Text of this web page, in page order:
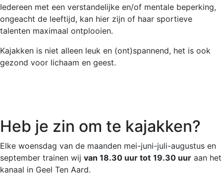
Iedereen met een verstandelijke en/of mentale beperking,
ongeacht de leeftijd, kan hier zijn of haar sportieve
talenten maximaal ontplooien.
Kajakken is niet alleen leuk en (ont)spannend, het is ook
gezond voor lichaam en geest.
Heb je zin om te kajakken?
Elke woensdag van de maanden mei-juni-juli-augustus en
september trainen wij van 18.30 uur tot 19.30 uur aan het
kanaal in Geel Ten Aard.